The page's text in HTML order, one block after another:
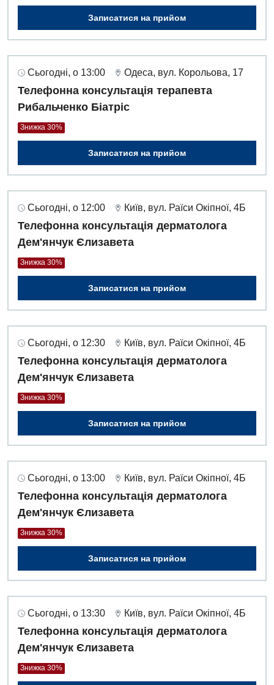
Записатися на прийом
Сьогодні, о 13:00 Одеса, вул. Корольова, 17
Телефонна консультація терапевта
Рибальченко Біатріс
Знижка 30%
Записатися на прийом
Сьогодні, о 12:00 Київ, вул. Раїси Окіпної, 4Б
Телефонна консультація дерматолога
Дем'янчук Єлизавета
Знижка 30%
Записатися на прийом
Сьогодні, о 12:30 Київ, вул. Раїси Окіпної, 4Б
Телефонна консультація дерматолога
Дем'янчук Єлизавета
Знижка 30%
Записатися на прийом
Сьогодні, о 13:00 Київ, вул. Раїси Окіпної, 4Б
Телефонна консультація дерматолога
Дем'янчук Єлизавета
Знижка 30%
Записатися на прийом
Сьогодні, о 13:30 Київ, вул. Раїси Окіпної, 4Б
Телефонна консультація дерматолога
Дем'янчук Єлизавета
Знижка 30%